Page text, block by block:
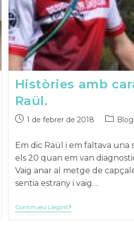
Històries amb
Raül.
Publicat
1 de febrer de 2018
Categoria
Blog
Em dic Raül i em faltava una
els 20 quan em van
Vaig anar al metge de
sentia estrany i vaig…
Continueu LlegintHistòries
Amb